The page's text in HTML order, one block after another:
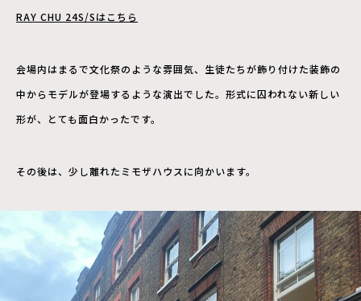
RAY CHU 24S/Sはこちら
会場内はまるで文化祭のような雰囲気、生徒たちが飾り付けた装飾の
中からモデルが登場するような演出でした。形式に囚われない新しい
形が、とても面白かったです。
その後は、少し離れたミモザハウスに向かいます。